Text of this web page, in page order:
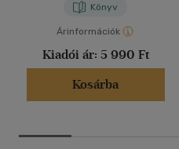
Könyv
Árinformációk
Kiadói ár: 5 990 Ft
Kosárba